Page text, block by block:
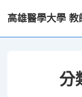
Skip高雄醫學大學
分